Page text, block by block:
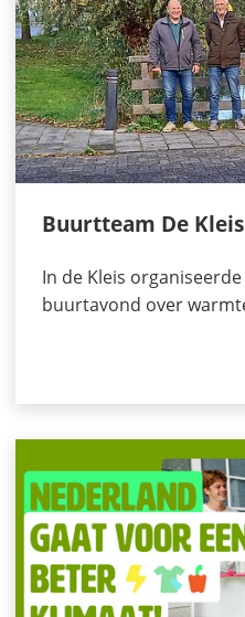
Buurtteam De Kleis
In de Kleis
buurtavond over